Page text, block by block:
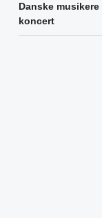
Danske
koncert